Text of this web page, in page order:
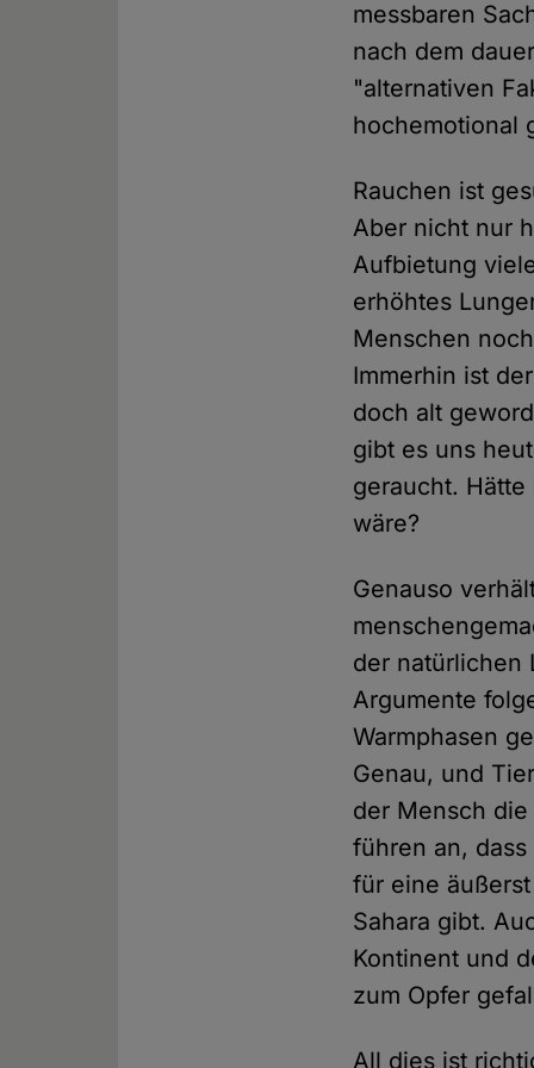
messbaren
nach dem
"alternativen
hochemotional
Rauchen ist
Aber nicht nur
Aufbietung
erhöhtes
Menschen
Immerhin ist
doch alt
gibt es uns
geraucht.
wäre?
Genauso
der natürlichen
Argumente
Warmphasen
Genau, und
der Mensch
führen an,
für eine
Sahara gibt.
Kontinent und
zum Opfer
All dies ist